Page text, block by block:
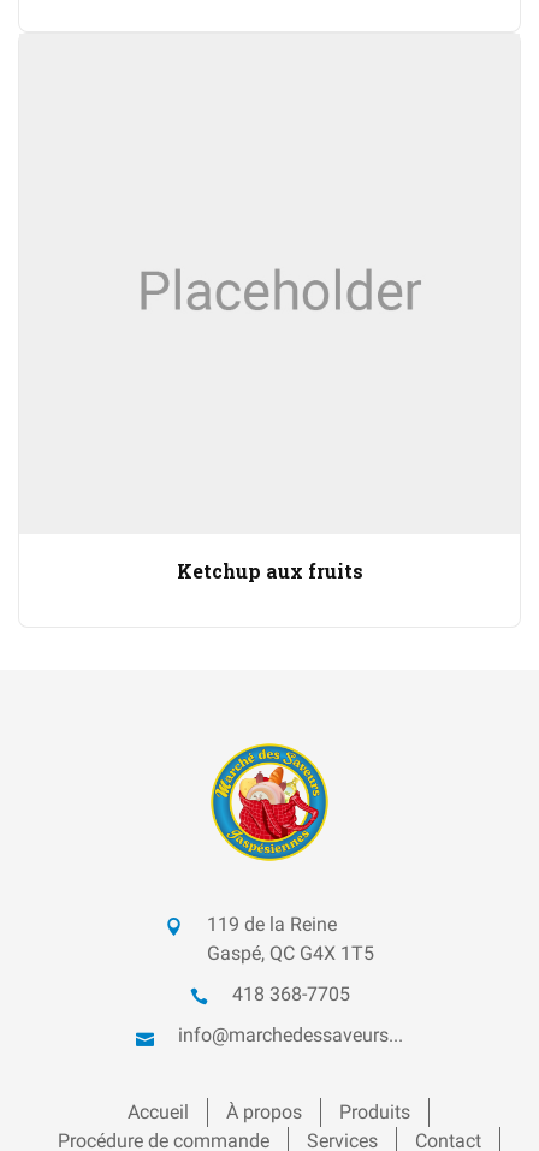
Ketchup aux fruits
119 de la Reine
Gaspé, QC G4X 1T5
418 368-7705
info@marchedessaveurs...
Accueil À propos
Produits
Procédure de commande
Services Contact